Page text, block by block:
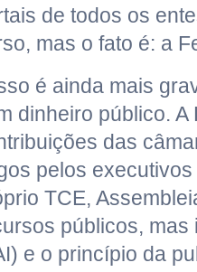
de todos os
mas o fato é: a
é ainda mais
dinheiro público.
das
pelos
TCE,
públicos, mas
e o princípio da